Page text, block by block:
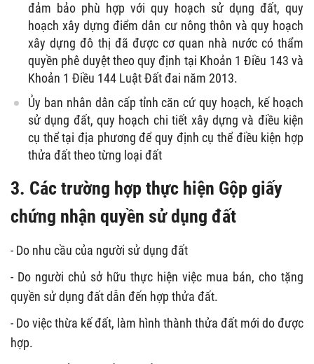
đảm bảo phù hợp với quy hoạch sử dụng đất, quy
hoạch xây dựng điểm dân cư nông thôn và quy hoạch
xây dựng đô thị đã được cơ quan nhà nước có thẩm
quyền phê duyệt theo quy định tại Khoản 1 Điều 143 và
Khoản 1 Điều 144 Luật Đất đai năm 2013.
Ủy ban nhân dân cấp tỉnh căn cứ quy hoạch, kế hoạch
sử dụng đất, quy hoạch chi tiết xây dựng và điều kiện
cụ thể tại địa phương để quy định cụ thể điều kiện hợp
thửa đất theo từng loại đất
3. Các trường hợp thực hiện Gộp giấy
chứng nhận quyền sử dụng đất
- Do nhu cầu của người sử dụng đất
- Do người chủ sở hữu thực hiện việc mua bán, cho tặng
quyền sử dụng đất dẫn đến hợp thửa đất.
- Do việc thừa kế đất, làm hình thành thửa đất mới do được
hợp.